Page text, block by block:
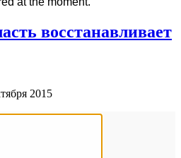
восстанавливает
2015